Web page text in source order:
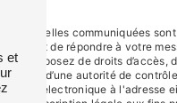
communiquées
seul but de répondre à votre
disposez de droits
auprès d’une autorité de
électronique à l'adresse
et